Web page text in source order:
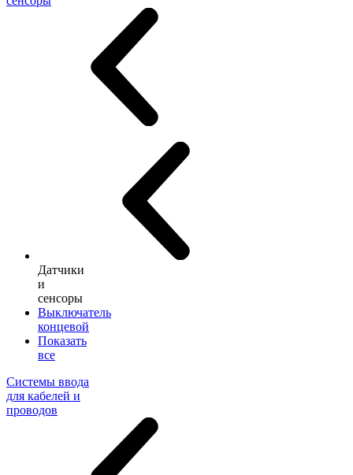
Датчики
и
сенсоры
Выключатель
концевой
Показать
все
Системы ввода
для кабелей и
проводов